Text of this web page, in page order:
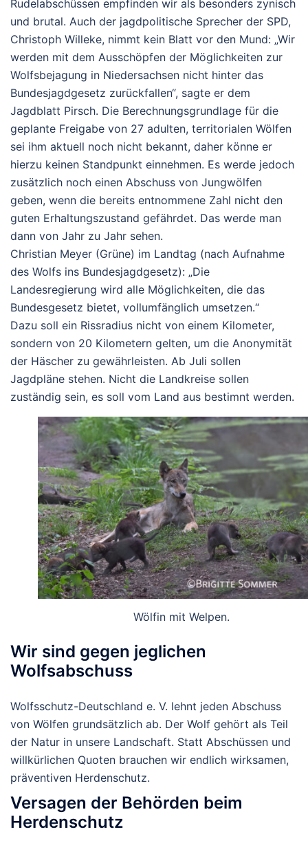
Rudelabschüssen empfinden wir als besonders zynisch
und brutal. Auch der jagdpolitische Sprecher der SPD,
Christoph Willeke, nimmt kein Blatt vor den Mund: „Wir
werden mit dem Ausschöpfen der Möglichkeiten zur
Wolfsbejagung in Niedersachsen nicht hinter das
Bundesjagdgesetz zurückfallen“, sagte er dem
Jagdblatt Pirsch. Die Berechnungsgrundlage für die
geplante Freigabe von 27 adulten, territorialen Wölfen
sei ihm aktuell noch nicht bekannt, daher könne er
hierzu keinen Standpunkt einnehmen. Es werde jedoch
zusätzlich noch einen Abschuss von Jungwölfen
geben, wenn die bereits entnommene Zahl nicht den
guten Erhaltungszustand gefährdet. Das werde man
dann von Jahr zu Jahr sehen.
Christian Meyer (Grüne) im Landtag (nach Aufnahme
des Wolfs ins Bundesjagdgesetz): „Die
Landesregierung wird alle Möglichkeiten, die das
Bundesgesetz bietet, vollumfänglich umsetzen.“
Dazu soll ein Rissradius nicht von einem Kilometer,
sondern von 20 Kilometern gelten, um die Anonymität
der Häscher zu gewährleisten. Ab Juli sollen
Jagdpläne stehen. Nicht die Landkreise sollen
zuständig sein, es soll vom Land aus bestimnt werden.
Wölfin mit Welpen.
Wir sind gegen jeglichen
Wolfsabschuss
Wolfsschutz-Deutschland e. V. lehnt jeden Abschuss
von Wölfen grundsätzlich ab. Der Wolf gehört als Teil
der Natur in unsere Landschaft. Statt Abschüssen und
willkürlichen Quoten brauchen wir endlich wirksamen,
präventiven Herdenschutz.
Versagen der Behörden beim
Herdenschutz